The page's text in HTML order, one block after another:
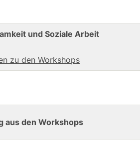
und Soziale Arbeit
zu den Workshops
aus den Workshops